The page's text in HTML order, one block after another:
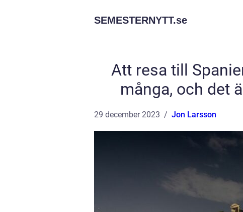
SEMESTERNYTT.se
Att resa till
många, och det
29 december 2023 Jon Larsson